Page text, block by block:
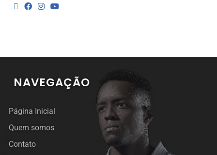
NAVEGAÇÃO
Página Inicial
Quem somos
Contato